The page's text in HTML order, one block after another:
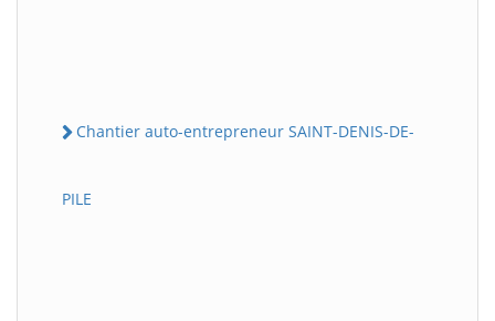
Chantier auto-entrepreneur SAINT-DENIS-DE-
PILE